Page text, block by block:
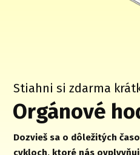
Stiahni si zdarma
Orgánové
Dozvieš sa o dôležitých
cykloch, ktoré nás